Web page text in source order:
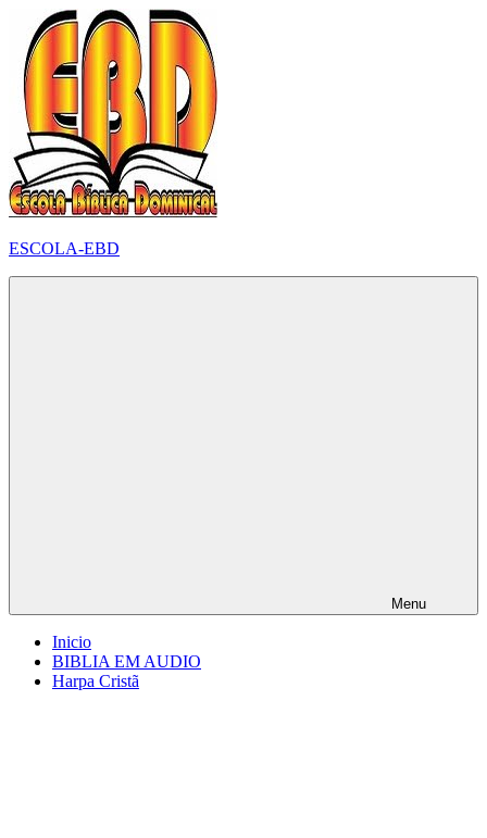
para
conteúdo
ESCOLA-EBD
Menu
Inicio
BIBLIA EM AUDIO
Harpa Cristã